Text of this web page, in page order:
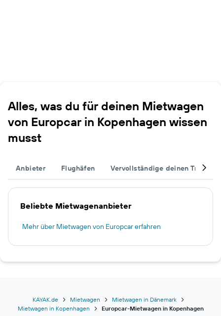
Alles, was du für deinen Mietwagen
von Europcar in Kopenhagen wissen
musst
Anbieter Flughäfen Vervollständige deinen Trip
Beliebte Mietwagenanbieter
Mehr über Mietwagen von Europcar erfahren
KAYAK.de Mietwagen
Mietwagen in Dänemark
Mietwagen in Kopenhagen
Europcar-Mietwagen in Kopenhagen